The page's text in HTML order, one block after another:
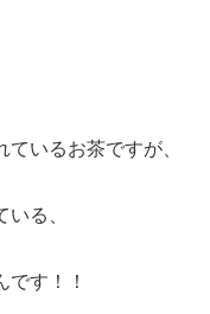
いるお茶ですが、
る、
す！！